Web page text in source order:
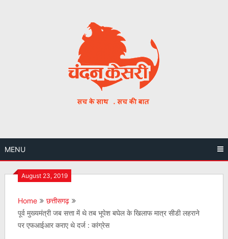
MENU
August 23, 2019
Home
छत्तीसगढ़
पूर्व मुख्यमंत्री जब सत्ता में थे तब भूपेश बघेल के खिलाफ मात्र सीडी लहराने
पर एफआईआर कराए थे दर्ज : कांग्रेस